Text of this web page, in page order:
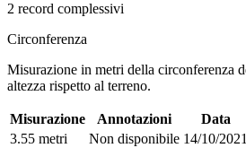
2 record complessivi
Circonferenza
Misurazione in metri della circonferenza
altezza rispetto al terreno.
Misurazione Annotazioni
Data
3.55 metri
Non disponibile 14/10/2021